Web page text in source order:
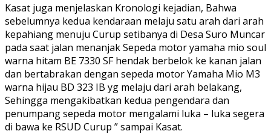
Kasat juga menjelaskan Kronologi kejadian, Bahwa
sebelumnya kedua kendaraan melaju satu arah dari arah
kepahiang menuju Curup setibanya di Desa Suro Muncar
pada saat jalan menanjak Sepeda motor yamaha mio soul
warna hitam BE 7330 SF hendak berbelok ke kanan jalan
dan bertabrakan dengan sepeda motor Yamaha Mio M3
warna hijau BD 323 IB yg melaju dari arah belakang,
Sehingga mengakibatkan kedua pengendara dan
penumpang sepeda motor mengalami luka – luka segera
di bawa ke RSUD Curup ” sampai Kasat.